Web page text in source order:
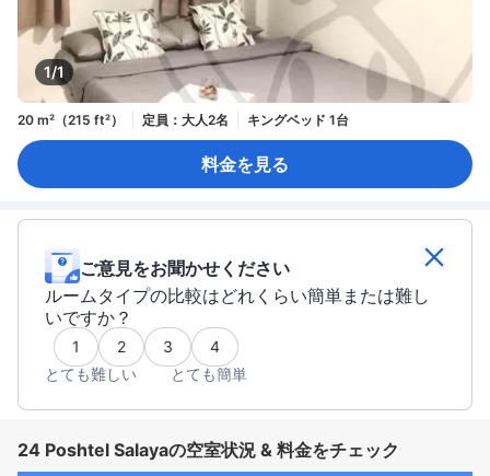
1/1
20 m²（215 ft²） 定員：大人2名 キングベッド 1台
料金を見る
ご意見をお聞かせください
ルームタイプの比較はどれくらい簡単または難し
いですか？
1 2 3
4
とても難しい
とても簡単
24 Poshtel Salayaの空室状況 & 料金をチェック